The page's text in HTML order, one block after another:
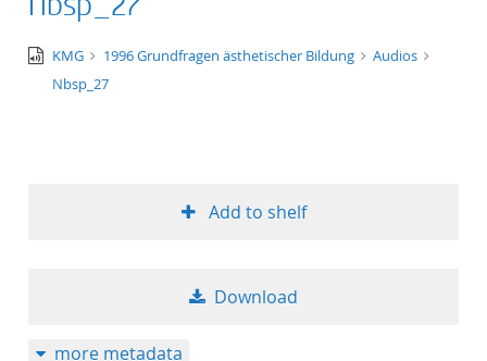
audio/x-
wav
KMG 1996 Grundfragen ästhetischer Bildung
Audios
Nbsp_27
Add to shelf
Download
more metadata